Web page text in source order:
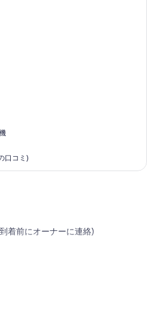
口コミ)
着前にオーナーに連絡)